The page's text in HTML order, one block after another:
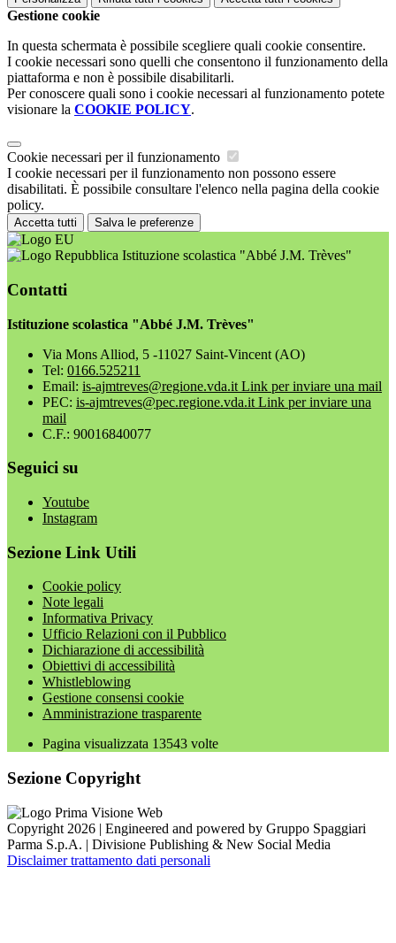
Gestione cookie
In questa schermata è possibile scegliere quali cookie consentire.
I cookie necessari sono quelli che consentono il funzionamento della
piattaforma e non è possibile disabilitarli.
Per conoscere quali sono i cookie necessari al funzionamento potete
visionare la COOKIE POLICY.
Cookie necessari per il funzionamento
I cookie necessari per il funzionamento non possono essere
disabilitati. È possibile consultare l'elenco nella pagina della cookie
policy.
Accetta tutti Salva le preferenze
Istituzione scolastica "Abbé J.M. Trèves"
Contatti
Istituzione scolastica "Abbé J.M. Trèves"
Via Mons Alliod, 5 -11027 Saint-Vincent (AO)
Tel: 0166.525211
Email: is-ajmtreves@regione.vda.it Link per inviare una mail
PEC: is-ajmtreves@pec.regione.vda.it Link per inviare una
mail
C.F.: 90016840077
Seguici su
Youtube
Instagram
Sezione Link Utili
Cookie policy
Note legali
Informativa Privacy
Ufficio Relazioni con il Pubblico
Dichiarazione di accessibilità
Obiettivi di accessibilità
Whistleblowing
Gestione consensi cookie
Amministrazione trasparente
Pagina visualizzata 13543 volte
Sezione Copyright
Copyright 2026 | Engineered and powered by Gruppo Spaggiari
Parma S.p.A. | Divisione Publishing & New Social Media
Disclaimer trattamento dati personali